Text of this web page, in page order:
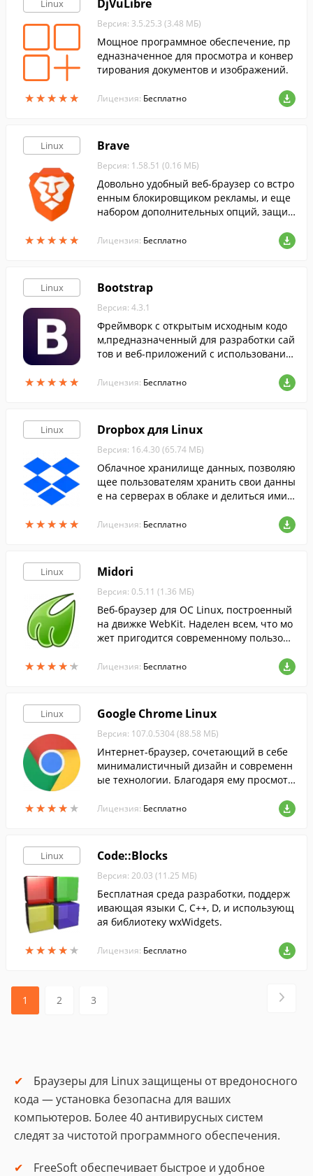
Linux
★★★★★
★★★★★
DjVuLibre
Версия: 3.5.25.3 (3.48 МБ)
Мощное программное обеспечение, пр
едназначенное для просмотра и конвер
тирования документов и изображений.
Лицензия: Бесплатно
Linux
★★★★★
★★★★★
Brave
Версия: 1.58.51 (0.16 МБ)
Довольно удобный веб-браузер со встро
енным блокировщиком рекламы, и еще
набором дополнительных опций, защи
Лицензия: Бесплатно
Linux
★★★★★
★★★★★
Bootstrap
Версия: 4.3.1
Фреймворк с открытым исходным кодо
м,предназначенный для разработки сай
тов и веб-приложений с использование
Лицензия: Бесплатно
Linux
★★★★★
★★★★★
Dropbox для Linux
Версия: 16.4.30 (65.74 МБ)
Облачное хранилище данных, позволяю
щее пользователям хранить свои данны
е на серверах в облаке и делиться ими с
абота построена на синхронизации дан
Лицензия: Бесплатно
Linux
★★★★★
★★★★★
Midori
Версия: 0.5.11 (1.36 МБ)
Веб-браузер для ОС Linux, построенный
на движке WebKit. Наделен всем, что мо
жет пригодится современному пользова
Лицензия: Бесплатно
Linux
★★★★ ★
★★★★ ★
Google Chrome Linux
Версия: 107.0.5304 (88.58 МБ)
Интернет-браузер, сочетающий в себе
минималистичный дизайн и современн
ые технологии. Благодаря ему просмотр
ым и легким.
Лицензия: Бесплатно
Linux
★★★★★
★★★★★
Code::Blocks
Версия: 20.03 (11.25 МБ)
Бесплатная среда разработки, поддерж
ивающая языки С, С++, D, и использующ
ая библиотеку wxWidgets.
Лицензия: Бесплатно
1 2 3
Браузеры для Linux защищены от вредоносного
кода — установка безопасна для ваших
компьютеров. Более 40 антивирусных систем
следят за чистотой программного обеспечения.
FreeSoft обеспечивает быстрое и удобное